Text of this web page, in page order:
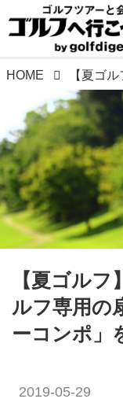
HOME
【夏ゴル
ルフ専用の
ーコンポ」
2019-05-29